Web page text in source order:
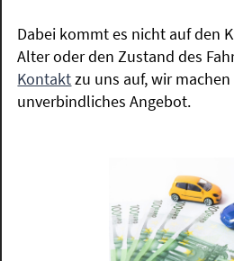
Dabei kommt es nicht auf den
Alter oder den Zustand des
Kontaktzu uns auf, wir
unverbindliches Angebot.